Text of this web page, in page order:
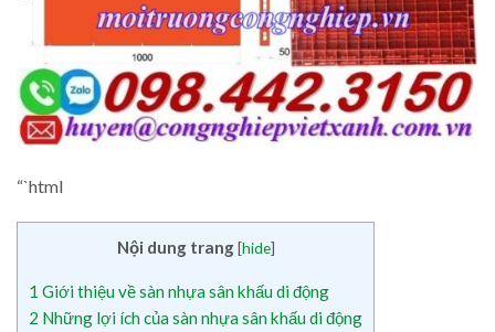
“`html
Nội dung trang [hide]
1 Giới thiệu về sàn nhựa sân khấu di động
2 Những lợi ích của sàn nhựa sân khấu di động